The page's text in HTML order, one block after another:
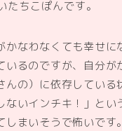
ちこぽんです。
かなわなくても幸せに
いるのですが、自分が
の）に依存している
ないインチキ！」とい
まいそうで怖いです。